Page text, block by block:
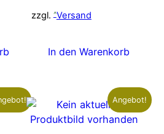
12,00 €
zzgl. Versand
In den Warenkorb
Angebot!